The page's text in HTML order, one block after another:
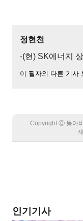
정현천
-(현) SK에너지
이 필자의 다른 기사
Copyright Ⓒ 동아
인기기사